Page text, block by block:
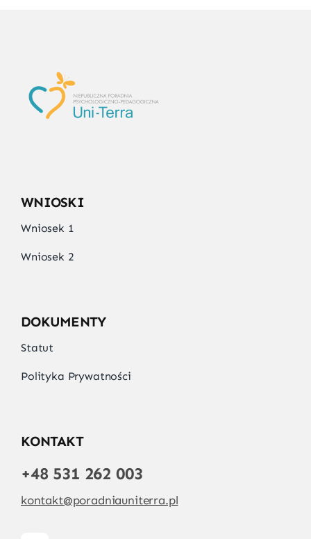
WNIOSKI
Wniosek 1
Wniosek 2
DOKUMENTY
Statut
Polityka Prywatności
KONTAKT
+48 531 262 003
kontakt@poradniauniterra.pl